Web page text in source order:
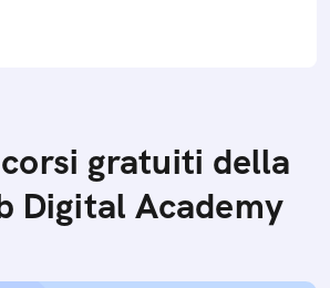
gratuiti della
Digital Academy